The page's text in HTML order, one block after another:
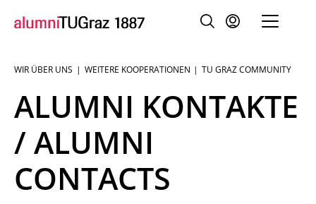
Sie
sind:
WIR ÜBER UNS WEITERE KOOPERATIONEN TU GRAZ COMMUNITY
ALUMNI KONTAKTE
/ ALUMNI
CONTACTS